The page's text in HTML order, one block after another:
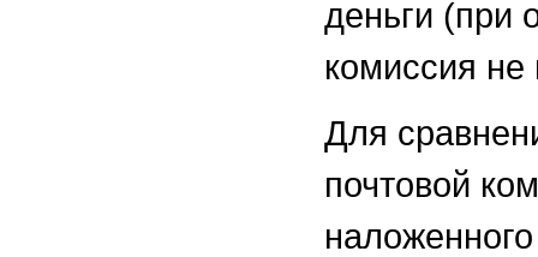
деньги (при
комиссия не
Для
почтовой